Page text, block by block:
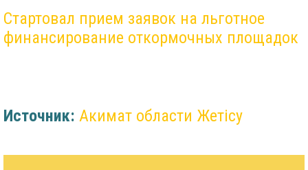
Стартовал прием заявок на льготное
финансирование откормочных площадок
Источник: Акимат области Жетісу